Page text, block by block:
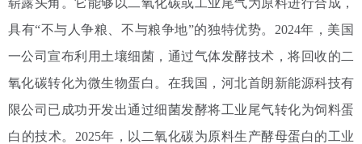
崭露头角。它能够以二氧化碳或工业尾气为原料进行合成，
具有“不与人争粮、不与粮争地”的独特优势。2024年，美国
一公司宣布利用土壤细菌，通过气体发酵技术，将回收的二
氧化碳转化为微生物蛋白。在我国，河北首朗新能源科技有
限公司已成功开发出通过细菌发酵将工业尾气转化为饲料蛋
白的技术。2025年，以二氧化碳为原料生产酵母蛋白的工业